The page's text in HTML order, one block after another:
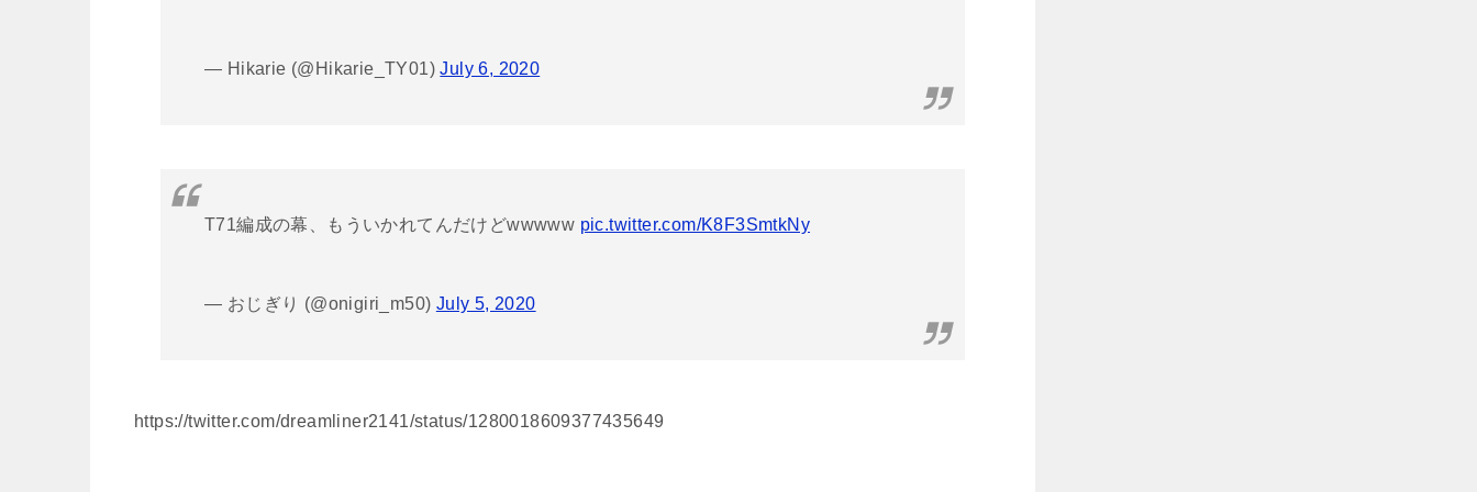
— Hikarie (@Hikarie_TY01)July 6, 2020
T71編成の幕、もういかれてんだけどwwwww pic.twitter.com/K8F3SmtkNy
— おじぎり (@onigiri_m50) July 5, 2020
https://twitter.com/dreamliner2141/status/1280018609377435649